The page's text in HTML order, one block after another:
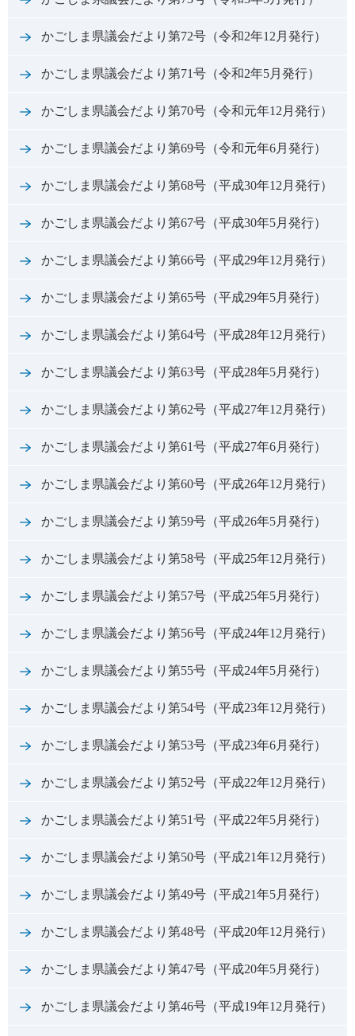
かごしま県議会だより第72号（令和2年12月発行）
かごしま県議会だより第71号（令和2年5月発行）
かごしま県議会だより第70号（令和元年12月発行）
かごしま県議会だより第69号（令和元年6月発行）
かごしま県議会だより第68号（平成30年12月発行）
かごしま県議会だより第67号（平成30年5月発行）
かごしま県議会だより第66号（平成29年12月発行）
かごしま県議会だより第65号（平成29年5月発行）
かごしま県議会だより第64号（平成28年12月発行）
かごしま県議会だより第63号（平成28年5月発行）
かごしま県議会だより第62号（平成27年12月発行）
かごしま県議会だより第61号（平成27年6月発行）
かごしま県議会だより第60号（平成26年12月発行）
かごしま県議会だより第59号（平成26年5月発行）
かごしま県議会だより第58号（平成25年12月発行）
かごしま県議会だより第57号（平成25年5月発行）
かごしま県議会だより第56号（平成24年12月発行）
かごしま県議会だより第55号（平成24年5月発行）
かごしま県議会だより第54号（平成23年12月発行）
かごしま県議会だより第53号（平成23年6月発行）
かごしま県議会だより第52号（平成22年12月発行）
かごしま県議会だより第51号（平成22年5月発行）
かごしま県議会だより第50号（平成21年12月発行）
かごしま県議会だより第49号（平成21年5月発行）
かごしま県議会だより第48号（平成20年12月発行）
かごしま県議会だより第47号（平成20年5月発行）
かごしま県議会だより第46号（平成19年12月発行）